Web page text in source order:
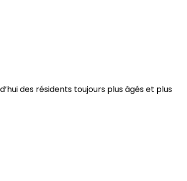
des résidents toujours plus âgés et plus